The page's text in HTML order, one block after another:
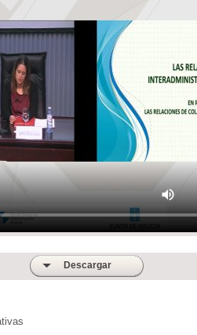
Descargar